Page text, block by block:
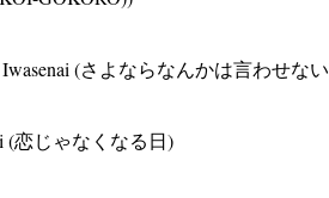
Iwasenai (さよならなんかは言わせな
(恋じゃなくなる日)